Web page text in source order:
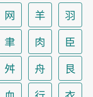
网 羊
羽
聿 肉
臣
舛 舟
艮